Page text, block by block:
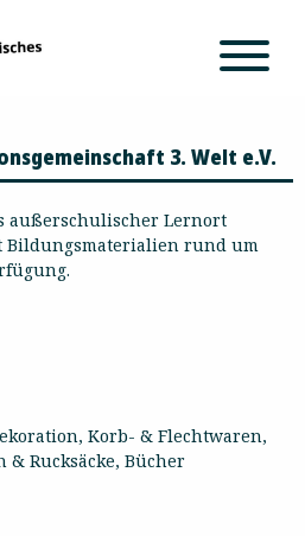
3. Welt e.V.
außerschulischer Lernort
Bildungsmaterialien rund um
Korb- & Flechtwaren,
& Rucksäcke, Bücher